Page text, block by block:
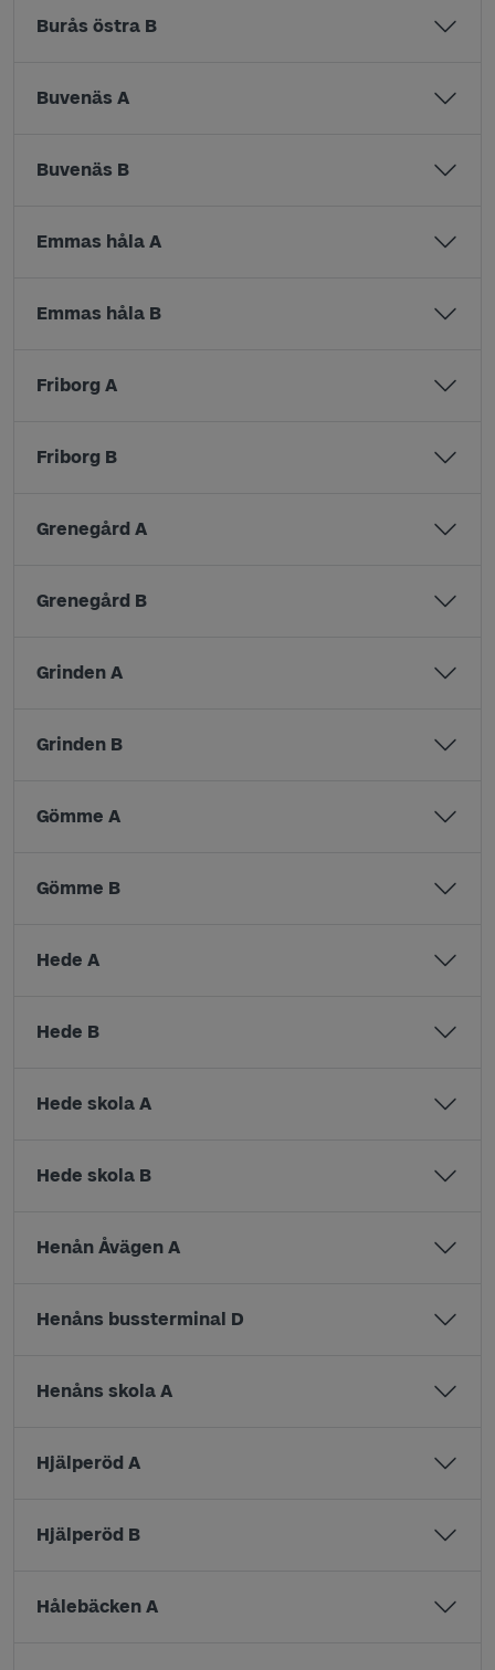
Burås östra B
Buvenäs A
Buvenäs B
Emmas håla A
Emmas håla B
Friborg A
Friborg B
Grenegård A
Grenegård B
Grinden A
Grinden B
Gömme A
Gömme B
Hede A
Hede B
Hede skola A
Hede skola B
Henån Åvägen A
Henåns bussterminal D
Henåns skola A
Hjälperöd A
Hjälperöd B
Hålebäcken A